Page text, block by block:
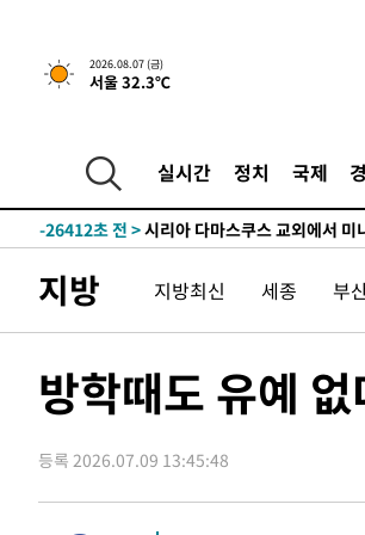
2026.08.07 (금)
서울 32.3℃
실시간 정치 국제
-29742초 전 >[속보]합수본, '투표율 허위 입
압수수색
-29497초 전 >[속보]원·달러 환율, 오전 9시
-29279초 전 >
-29247초 전 >
[속보]코스피, 6300선 재탈
-26412초 전 > 시리아 다마스쿠스 교외에서
태
-25710초 전 >입추에도 극한더위…서울 낮
-20674초 전 >
이란, 호르무즈서 "적국 목표
-15240초 전 >[속보] 뉴욕증시, 일제 하락
-32174초 전 >
[속보]'300억원대 사기 혐의' 차
-31368초 전 >"미 전국적 살모네라 식중독 원
지방 지방최신 세종 부
방학때도 유예
등록 2026.07.09 13:45:48